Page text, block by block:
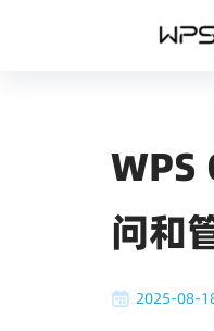
WPS
问和
2025-08-